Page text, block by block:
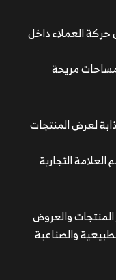
لعرض المنتجات
التجارية
والعروض
والصناعية
لجعل المنتجات
مثل النباتات
العملاء داخل
مريحة
لعرض المنتجات
التجارية
المنتجات والعروض
والصناعية